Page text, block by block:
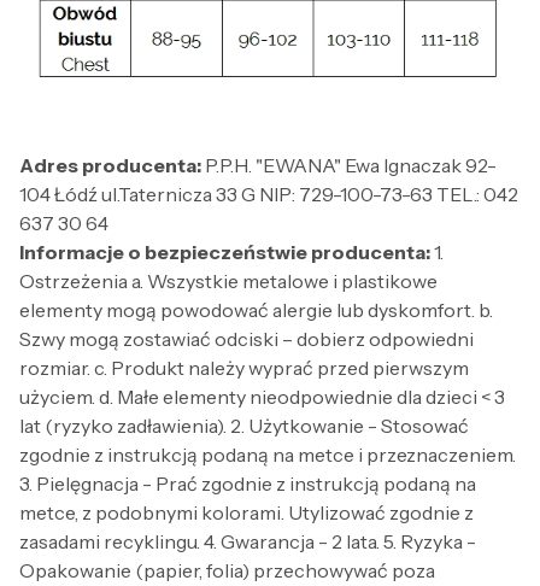
Adres producenta: P.P.H. "EWANA" Ewa Ignaczak 92-
104 Łódź ul.Taternicza 33 G NIP: 729-100-73-63 TEL.: 042
637 30 64
Informacje o bezpieczeństwie producenta:1.
Ostrzeżenia a. Wszystkie metalowe i plastikowe
elementy mogą powodować alergie lub dyskomfort. b.
Szwy mogą zostawiać odciski – dobierz odpowiedni
rozmiar. c. Produkt należy wyprać przed pierwszym
użyciem. d. Małe elementy nieodpowiednie dla dzieci < 3
lat (ryzyko zadławienia). 2. Użytkowanie - Stosować
zgodnie z instrukcją podaną na metce i przeznaczeniem.
3. Pielęgnacja - Prać zgodnie z instrukcją podaną na
metce, z podobnymi kolorami. Utylizować zgodnie z
zasadami recyklingu. 4. Gwarancja - 2 lata. 5. Ryzyka -
Opakowanie (papier, folia) przechowywać poza